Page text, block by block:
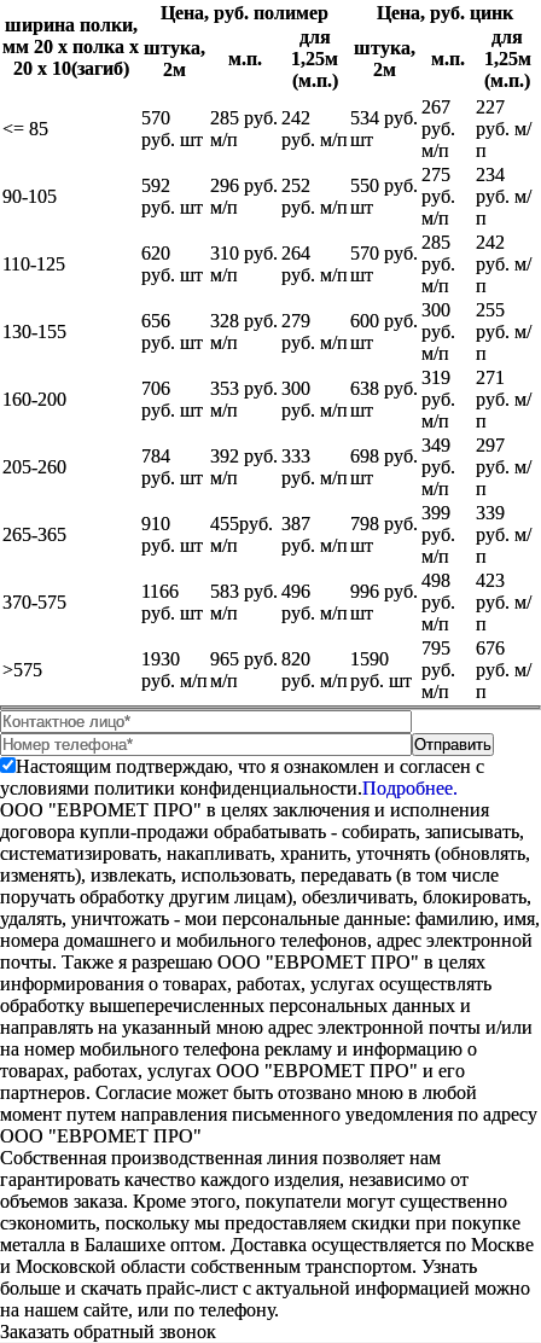
ширина полки,
мм 20 х полка х
20 х 10(загиб)
Цена, руб. полимер
Цена, руб. цинк
штука,
2м
м.п.
для
1,25м
(м.п.)
штука,
2м
м.п.
для
1,25м
(м.п.)
<= 85
570
руб. шт
285 руб.
м/п
242
руб. м/п
534 руб.
шт
267
руб.
м/п
227
руб. м/
п
90-105
592
руб. шт
296 руб.
м/п
252
руб. м/п
550 руб.
шт
275
руб.
м/п
234
руб. м/
п
110-125
620
руб. шт
310 руб.
м/п
264
руб. м/п
570 руб.
шт
285
руб.
м/п
242
руб. м/
п
130-155
656
руб. шт
328 руб.
м/п
279
руб. м/п
600 руб.
шт
300
руб.
м/п
255
руб. м/
п
160-200
706
руб. шт
353 руб.
м/п
300
руб. м/п
638 руб.
шт
319
руб.
м/п
271
руб. м/
п
205-260
784
руб. шт
392 руб.
м/п
333
руб. м/п
698 руб.
шт
349
руб.
м/п
297
руб. м/
п
265-365
910
руб. шт
455руб.
м/п
387
руб. м/п
798 руб.
шт
399
руб.
м/п
339
руб. м/
п
370-575
1166
руб. шт
583 руб.
м/п
496
руб. м/п
996 руб.
шт
498
руб.
м/п
423
руб. м/
п
>575
1930
руб. м/п
965 руб.
м/п
820
руб. м/п
1590
руб. шт
795
руб.
м/п
676
руб. м/
п
Настоящим подтверждаю, что я ознакомлен и согласен с
условиями политики конфиденциальности.Подробнее.
ООО "ЕВРОМЕТ ПРО" в целях заключения и исполнения
договора купли-продажи обрабатывать - собирать, записывать,
систематизировать, накапливать, хранить, уточнять (обновлять,
изменять), извлекать, использовать, передавать (в том числе
поручать обработку другим лицам), обезличивать, блокировать,
удалять, уничтожать - мои персональные данные: фамилию, имя,
номера домашнего и мобильного телефонов, адрес электронной
почты. Также я разрешаю ООО "ЕВРОМЕТ ПРО" в целях
информирования о товарах, работах, услугах осуществлять
обработку вышеперечисленных персональных данных и
направлять на указанный мною адрес электронной почты и/или
на номер мобильного телефона рекламу и информацию о
товарах, работах, услугах ООО "ЕВРОМЕТ ПРО" и его
партнеров. Согласие может быть отозвано мною в любой
момент путем направления письменного уведомления по адресу
ООО "ЕВРОМЕТ ПРО"
Собственная производственная линия позволяет нам
гарантировать качество каждого изделия, независимо от
объемов заказа. Кроме этого, покупатели могут существенно
сэкономить, поскольку мы предоставляем скидки при покупке
металла в Балашихе оптом. Доставка осуществляется по Москве
и Московской области собственным транспортом. Узнать
больше и скачать прайс-лист с актуальной информацией можно
на нашем сайте, или по телефону.
Заказать обратный звонок